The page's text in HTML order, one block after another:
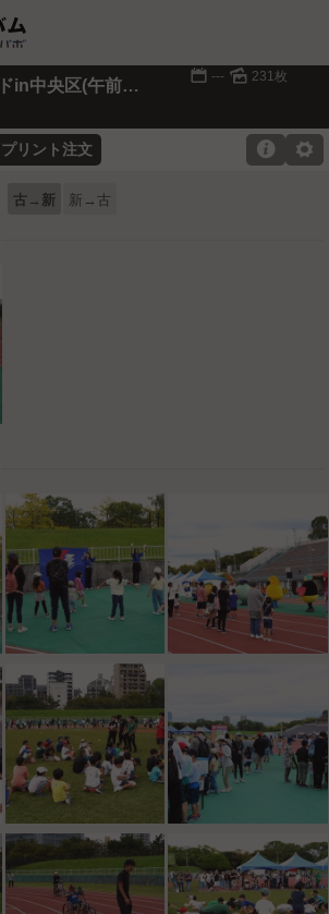
スポーツ体験ランドin中央区(午前の部) 📅 --- 🌄 231枚
プリント注文 ⚙

古→新 新→古